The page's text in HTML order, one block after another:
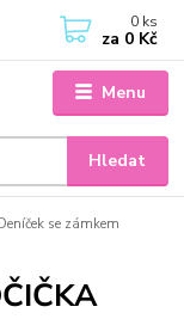
Menu
Hledat
0 ks
za 0 Kč
se zámkem